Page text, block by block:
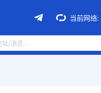
当前网络: